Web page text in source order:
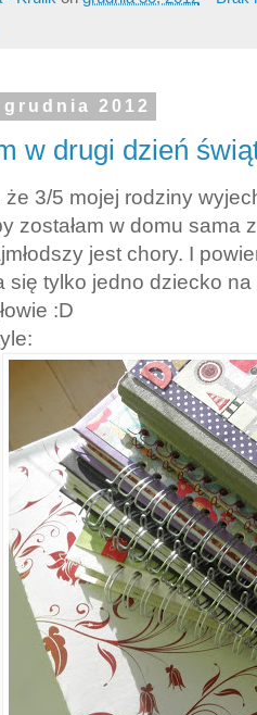
2012
w drugi dzień
że 3/5 mojej rodziny
zostałam w domu sama
jest chory. I
się tylko jedno dziecko na
:D